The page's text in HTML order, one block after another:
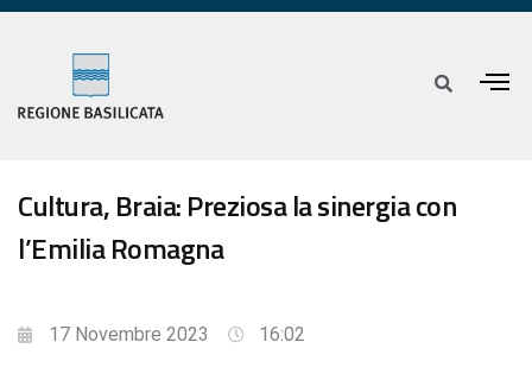
Cultura, Braia: Preziosa la sinergia con
l’Emilia Romagna
17 Novembre 2023 16:02